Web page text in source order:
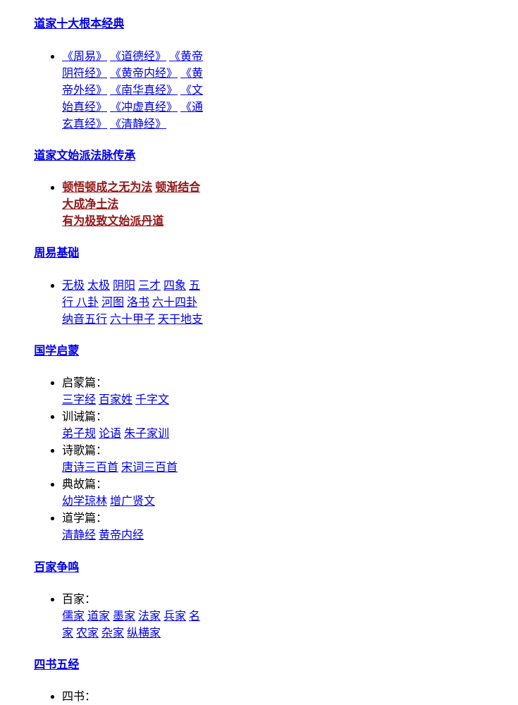
道家十大根本经典
《周易》 《道德经》
《黄帝
阴符经》
《黄帝内经》
《黄
帝外经》
《南华真经》
《文
始真经》
《冲虚真经》
《通
玄真经》
《清静经》
道家文始派法脉传承
顿悟顿成之无为法 顿渐结合
大成净土法
有为极致文始派丹道
周易基础
无极 太极 阴阳 三才 四象 五
行 八卦 河图 洛书 六十四卦
纳音五行 六十甲子 天干地支
国学启蒙
启蒙篇：
三字经 百家姓 千字文
训诫篇：
弟子规 论语 朱子家训
诗歌篇：
唐诗三百首 宋词三百首
典故篇：
幼学琼林 增广贤文
道学篇：
清静经 黄帝内经
百家争鸣
百家：
儒家 道家 墨家 法家 兵家 名
家 农家 杂家 纵横家
四书五经
四书：